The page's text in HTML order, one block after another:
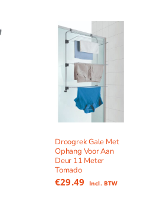
Droogrek Gale Met
Ophang Voor Aan
Deur 11 Meter
Tomado
€29.49 Incl. BTW